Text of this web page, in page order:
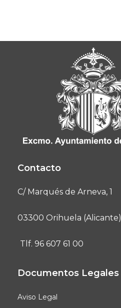
Contacto
C/ Marqués de Arneva, 1
03300 Orihuela (Alicante)
Tlf. 96 607 61 00
Documentos Legales
Aviso Legal